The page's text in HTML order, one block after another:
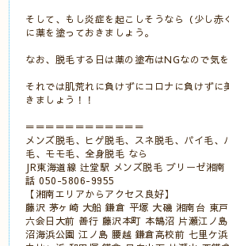
そして、もし炎症を起こしそうなら（少し赤
に薬を塗っておきましょう。
なお、脱毛する日は薬の塗布はNGなので気
それでは肌荒れに負けずにコロナに負けずに
きましょう！！
＝＝＝＝＝＝＝＝＝＝＝＝
メンズ脱毛、ヒゲ脱毛、スネ脱毛、パイ毛、
毛、モモ毛、全身脱毛 なら
JR東海道線 辻堂駅 メンズ脱毛 ブリーゼ湘
話 050-5806-9955
【湘南エリアからアクセス良好】
藤沢 茅ヶ崎 大船 鎌倉 平塚 大磯 湘南台 東
六会日大前 善行 藤沢本町 本鵠沼 片瀬江ノ
沼海浜公園 江ノ島 腰越 鎌倉高校前 七里ケ